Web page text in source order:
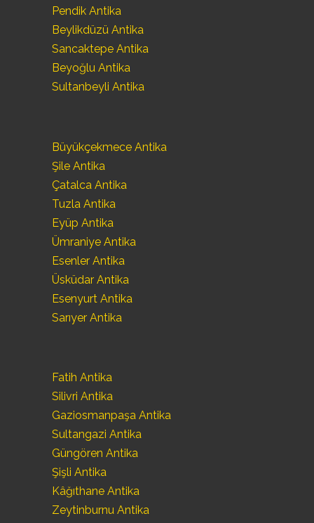
Pendik Antika
Beylikdüzü Antika
Sancaktepe Antika
Beyoğlu Antika
Sultanbeyli Antika
Büyükçekmece Antika
Şile Antika
Çatalca Antika
Tuzla Antika
Eyüp Antika
Ümraniye Antika
Esenler Antika
Üsküdar Antika
Esenyurt Antika
Sarıyer Antika
Fatih Antika
Silivri Antika
Gaziosmanpaşa Antika
Sultangazi Antika
Güngören Antika
Şişli Antika
Kâğıthane Antika
Zeytinburnu Antika